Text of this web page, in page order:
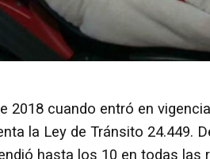
2018 cuando entró en
la Ley de Tránsito 24.449.
hasta los 10 en todas las